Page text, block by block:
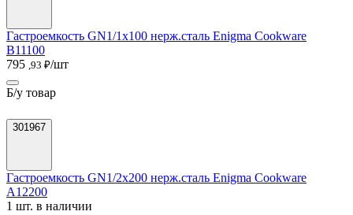
Гастроемкость GN1/1х100 нерж.сталь Enigma Cookware
B11100
795 ,93 ₽/шт
Б/у товар
301967
Гастроемкость GN1/2х200 нерж.сталь Enigma Cookware
A12200
1 шт. в наличии